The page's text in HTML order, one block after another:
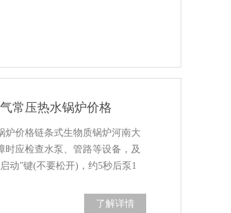
常压热水锅炉价格
炉价格链条式生物质锅炉河南大
时应检查水泵、管路等设备，及
动”键(不要松开)，约5秒后泵1
了解详情